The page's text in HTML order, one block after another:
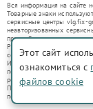
Вся информация на сайте
Товарные знаки
сервисные центры vlg.fix-
неавторизованных
правообладателями
Ремонт осуществляется
со статьей 1487 ГК РФ.
Использование товарных
потребителей в
ремонту техники указанных
Представленная на сайте
положениями Статьи 437(2)
Этот сайт
ознакомиться с
файлов cookie